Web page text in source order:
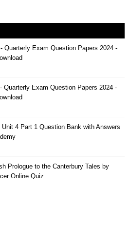
Quarterly Exam Question Papers 2024 -
Quarterly Exam Question Papers 2024 -
Unit 4 Part 1 Question Bank with Answers
Prologue to the Canterbury Tales by
Online Quiz